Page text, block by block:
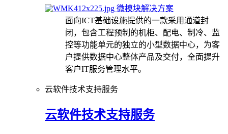
微模块解决方案
面向ICT基础设施提供的一款采用通道封
闭，包含工程预制的机柜、配电、制冷、监
控等功能单元的独立的小型数据中心，为客
户提供数据中心整体产品及交付，全面提升
客户IT服务管理水平。
云软件技术支持服务
云软件技术支持服务